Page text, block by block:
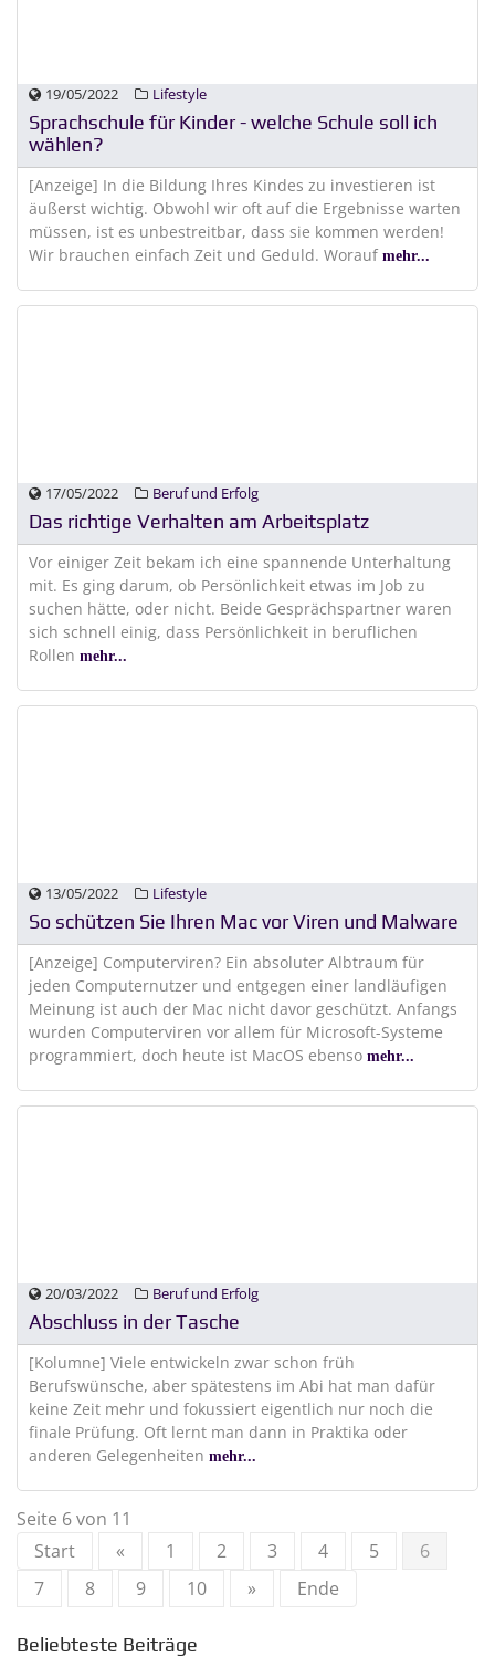
19/05/2022 Lifestyle
Sprachschule für Kinder - welche Schule soll ich
wählen?
[Anzeige] In die Bildung Ihres Kindes zu investieren ist
äußerst wichtig. Obwohl wir oft auf die Ergebnisse warten
müssen, ist es unbestreitbar, dass sie kommen werden!
Wir brauchen einfach Zeit und Geduld. Worauf mehr...
17/05/2022 Beruf und Erfolg
Das richtige Verhalten am Arbeitsplatz
Vor einiger Zeit bekam ich eine spannende Unterhaltung
mit. Es ging darum, ob Persönlichkeit etwas im Job zu
suchen hätte, oder nicht. Beide Gesprächspartner waren
sich schnell einig, dass Persönlichkeit in beruflichen
Rollen mehr...
13/05/2022 Lifestyle
So schützen Sie Ihren Mac vor Viren und Malware
[Anzeige] Computerviren? Ein absoluter Albtraum für
jeden Computernutzer und entgegen einer landläufigen
Meinung ist auch der Mac nicht davor geschützt. Anfangs
wurden Computerviren vor allem für Microsoft-Systeme
programmiert, doch heute ist MacOS ebenso mehr...
20/03/2022 Beruf und Erfolg
Abschluss in der Tasche
[Kolumne] Viele entwickeln zwar schon früh
Berufswünsche, aber spätestens im Abi hat man dafür
keine Zeit mehr und fokussiert eigentlich nur noch die
finale Prüfung. Oft lernt man dann in Praktika oder
anderen Gelegenheiten mehr...
Seite 6 von 11
Start
« 1 2 3 4 5
6
7
8 9 10 » Ende
Beliebteste Beiträge